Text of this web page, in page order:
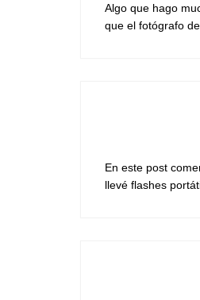
Algo que hago
que el fotógrafo
En este post
llevé flashes